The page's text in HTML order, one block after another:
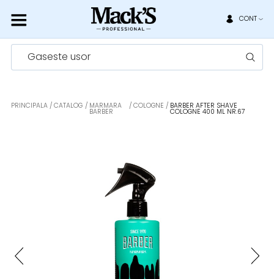
CONT
Gaseste usor
PRINCIPALA CATALOG MARMARA
BARBER
COLOGNE BARBER AFTER SHAVE
COLOGNE 400 ML NR.67